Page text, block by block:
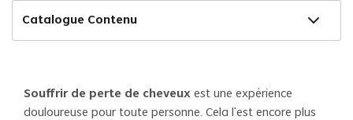
Catalogue Contenu
Souffrir de perte de cheveux est une expérience
douloureuse pour toute personne. Cela l’est encore plus